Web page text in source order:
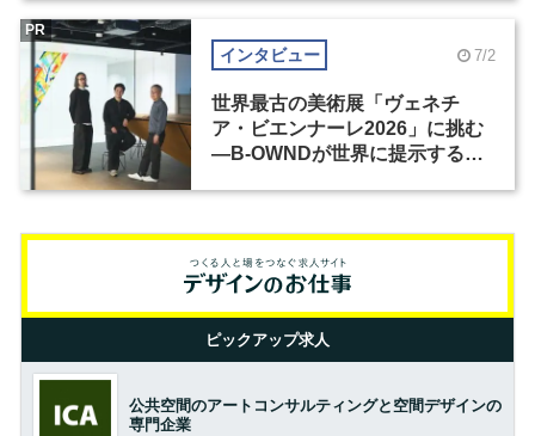
インタビュー 7/2
世界最古の美術展「ヴェネチ
ア・ビエンナーレ2026」に挑む
―B-OWNDが世界に提示する美
PR
ピックアップ求人
公共空間のアートコンサルティングと空間デザインの
専門企業